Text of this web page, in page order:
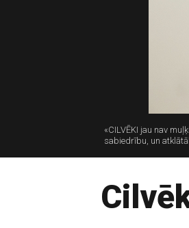
«CILVĒKI jau nav
sabiedrību, un